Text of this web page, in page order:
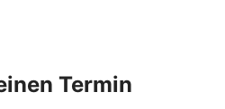
Termin